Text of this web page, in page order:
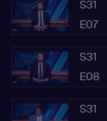
S31
E07
S31
E08
S31